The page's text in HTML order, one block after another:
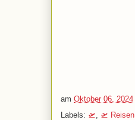
am Oktober 06, 2024
Labels: 🛫 🛫 Reisen